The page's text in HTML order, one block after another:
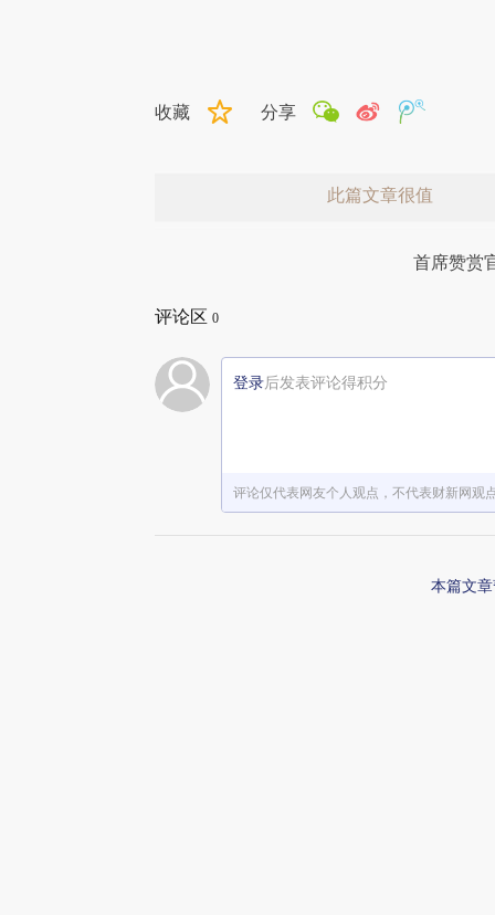
收藏 分享
此篇文章很值
首席赞赏
评论区 0
登录后发表评论得积分
评论仅代表网友个人观点，不代表财新网观
本篇文